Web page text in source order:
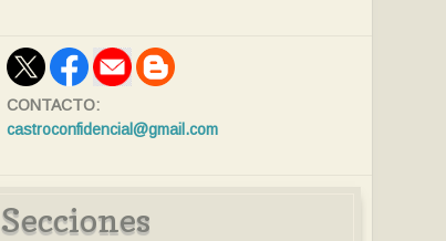
CONTACTO:
castroconfidencial@gmail.com
Secciones